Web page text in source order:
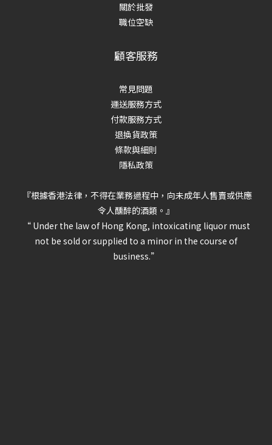
關於批發
職位空缺
顧客服務
常見問題
運送服務方式
付款服務方式
退換貨政策
條款與細則
隱私政策
『根據香港法律，不得在業務過程中，向未成年人售賣或供應
令人醺醉的酒類。』
“ Under the law of Hong Kong, intoxicating liquor must
not be sold or supplied to a minor in the course of
business.”